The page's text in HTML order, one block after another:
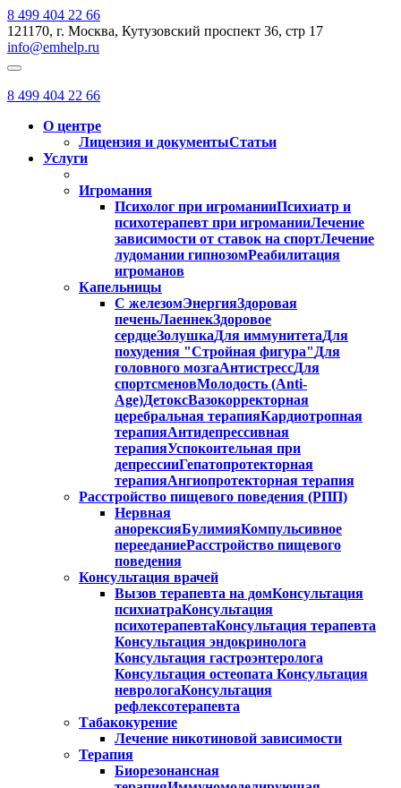
8 499 404 22 66
121170, г. Москва, Кутузовский проспект 36, стр 17
info@emhelp.ru
8 499 404 22 66
О центре
Лицензия и документыСтатьи
Услуги
Игромания
Психолог при игроманииПсихиатр и
психотерапевт при игроманииЛечение
зависимости от ставок на спортЛечение
лудомании гипнозомРеабилитация
игроманов
Капельницы
С железомЭнергияЗдоровая
печеньЛаеннекЗдоровое
сердцеЗолушкаДля иммунитетаДля
похудения "Стройная фигура" Для
головного мозгаАнтистрессДля
спортсменовМолодость (Anti-
Age)ДетоксВазокорректорная
церебральная терапияКардиотропная
терапияАнтидепрессивная
терапияУспокоительная при
депрессииГепатопротекторная
терапияАнгиопротекторная терапия
Расстройство пищевого поведения (РПП)
Нервная
анорексияБулимияКомпульсивное
перееданиеРасстройство пищевого
поведения
Консультация врачей
Вызов терапевта на домКонсультация
психиатраКонсультация
психотерапевтаКонсультация терапевта
Консультация эндокринолога
Консультация гастроэнтеролога
Консультация остеопата Консультация
неврологаКонсультация
рефлексотерапевта
Табакокурение
Лечение никотиновой зависимости
Терапия
Биорезонансная